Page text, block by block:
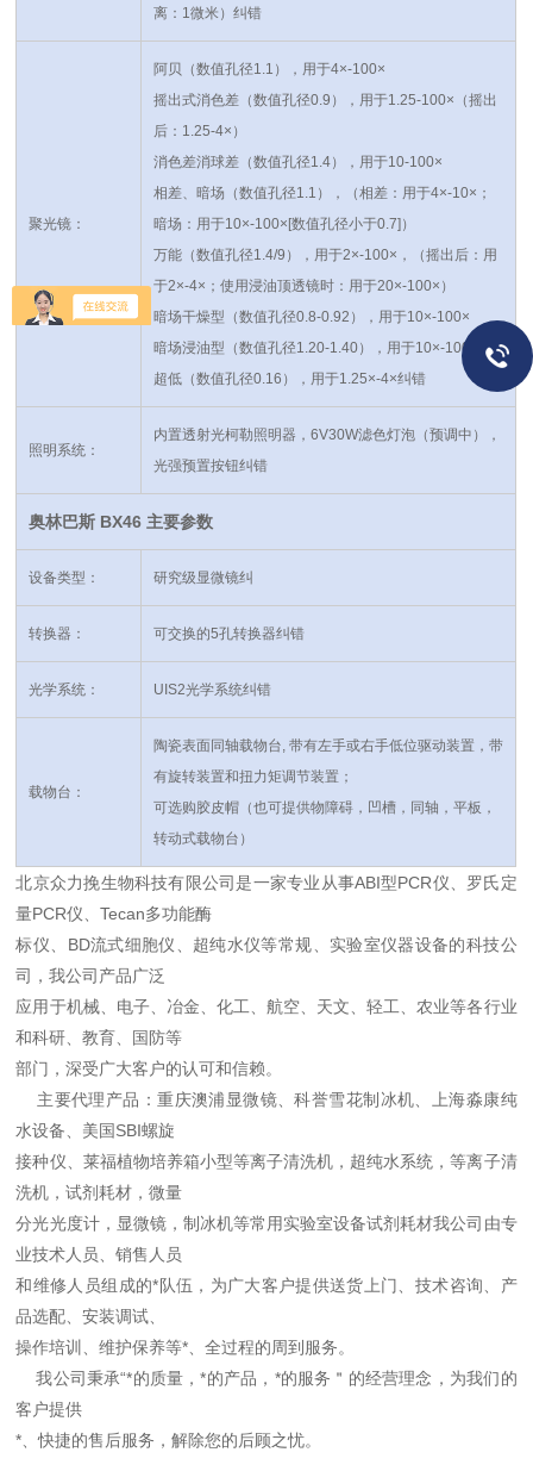
离：1微米）纠错
聚光镜：
阿贝（数值孔径1.1），用于4×-100×
摇出式消色差（数值孔径0.9），用于1.25-100×（摇出
后：1.25-4×）
消色差消球差（数值孔径1.4），用于10-100×
相差、暗场（数值孔径1.1），（相差：用于4×-10×；
暗场：用于10×-100×[数值孔径小于0.7]）
万能（数值孔径1.4/9），用于2×-100×，（摇出后：用
于2×-4×；使用浸油顶透镜时：用于20×-100×）
暗场干燥型（数值孔径0.8-0.92），用于10×-100×
暗场浸油型（数值孔径1.20-1.40），用于10×-100×
超低（数值孔径0.16），用于1.25×-4×纠错
照明系统：
内置透射光柯勒照明器，6V30W滤色灯泡（预调中），
光强预置按钮纠错
奥林巴斯 BX46 主要参数
设备类型： 研究级显微镜纠
转换器： 可交换的5孔转换器纠错
光学系统： UIS2光学系统纠错
载物台：
陶瓷表面同轴载物台, 带有左手或右手低位驱动装置，带
有旋转装置和扭力矩调节装置；
可选购胶皮帽（也可提供物障碍，凹槽，同轴，平板，
转动式载物台）
北京众力挽生物科技有限公司是一家专业从事ABI型PCR仪、罗氏定
量PCR仪、Tecan多功能酶
标仪、BD流式细胞仪、超纯水仪等常规、实验室仪器设备的科技公
司，我公司产品广泛
应用于机械、电子、冶金、化工、航空、天文、轻工、农业等各行业
和科研、教育、国防等
部门，深受广大客户的认可和信赖。
主要代理产品：重庆澳浦显微镜、科誉雪花制冰机、上海淼康纯
水设备、美国SBI螺旋
接种仪、莱福植物培养箱小型等离子清洗机，超纯水系统，等离子清
洗机，试剂耗材，微量
分光光度计，显微镜，制冰机等常用实验室设备试剂耗材我公司由专
业技术人员、销售人员
和维修人员组成的*队伍，为广大客户提供送货上门、技术咨询、产
品选配、安装调试、
操作培训、维护保养等*、全过程的周到服务。
我公司秉承“*的质量，*的产品，*的服务＂的经营理念，为我们的
客户提供
*、快捷的售后服务，解除您的后顾之忧。